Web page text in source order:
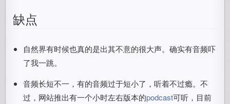
缺点
自然界有时候也真的是出其不意的很大声。确实有音频吓
了我一跳。
音频长短不一，有的音频过于短小了，听着不过瘾。不
过，网站推出有一个小时左右版本的podcast可听，目前